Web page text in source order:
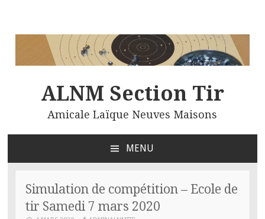
ALNM Section Tir
Amicale Laïque Neuves Maisons
MENU
CONTENU
PRINCIPAL
Simulation de compétition – Ecole de
tir Samedi 7 mars 2020